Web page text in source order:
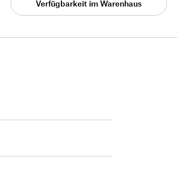
Verfügbarkeit im Warenhaus